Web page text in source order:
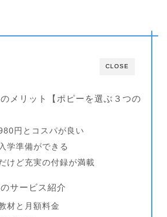
CLOSE
メリット【ポピーを選ぶ３つの
円とコスパが良い
学準備ができる
けど充実の付録が満載
サービス紹介
材と月額料金